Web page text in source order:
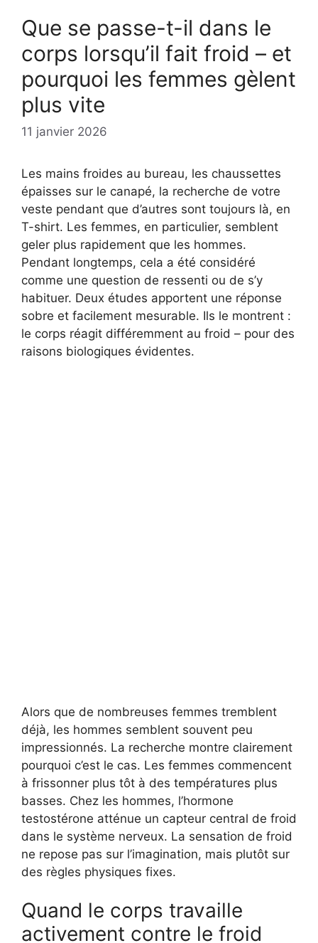
Que se passe-t-il dans le
corps lorsqu’il fait froid – et
pourquoi les femmes gèlent
plus vite
11 janvier 2026
Les mains froides au bureau, les chaussettes
épaisses sur le canapé, la recherche de votre
veste pendant que d’autres sont toujours là, en
T-shirt. Les femmes, en particulier, semblent
geler plus rapidement que les hommes.
Pendant longtemps, cela a été considéré
comme une question de ressenti ou de s’y
habituer. Deux études apportent une réponse
sobre et facilement mesurable. Ils le montrent :
le corps réagit différemment au froid – pour des
raisons biologiques évidentes.
Alors que de nombreuses femmes tremblent
déjà, les hommes semblent souvent peu
impressionnés. La recherche montre clairement
pourquoi c’est le cas. Les femmes commencent
à frissonner plus tôt à des températures plus
basses. Chez les hommes, l’hormone
testostérone atténue un capteur central de froid
dans le système nerveux. La sensation de froid
ne repose pas sur l’imagination, mais plutôt sur
des règles physiques fixes.
Quand le corps travaille
activement contre le froid